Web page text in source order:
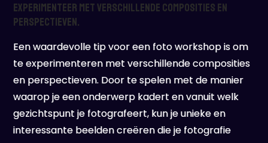
Experimenteer met verschillende composities en
perspectieven.
Een waardevolle tip voor een foto workshop is om
te experimenteren met verschillende composities
en perspectieven. Door te spelen met de manier
waarop je een onderwerp kadert en vanuit welk
gezichtspunt je fotografeert, kun je unieke en
interessante beelden creëren die je fotografie